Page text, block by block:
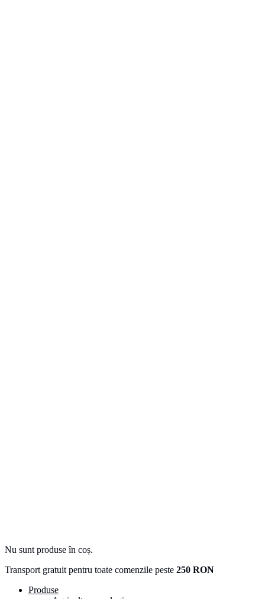
Nu sunt produse în coș.
Transport gratuit pentru toate comenzile peste 250 RON
Produse